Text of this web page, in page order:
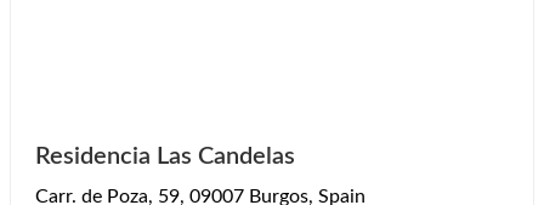
Residencia Las Candelas
Carr. de Poza, 59, 09007 Burgos, Spain